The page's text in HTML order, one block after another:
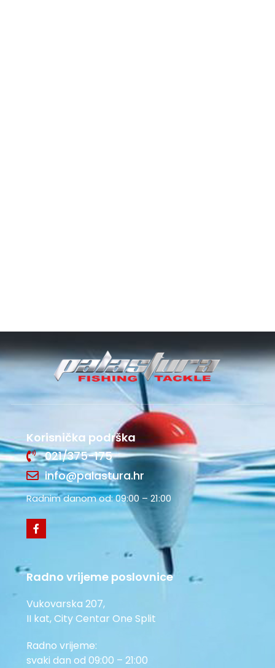
Korisnička podrška
021/375-175
info@palastura.hr
Radnim danom od: 09:00 – 21:00
Radno vrijeme poslovnice
Vukovarska 207,
II kat, City Centar One Split
Radno vrijeme:
svaki dan od 09:00 – 21:00